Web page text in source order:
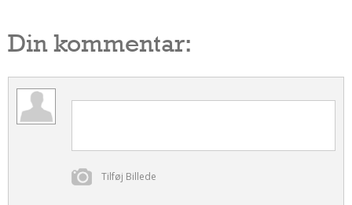
Din kommentar:
Tilføj Billede